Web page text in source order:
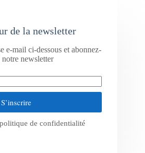
de la newsletter
e-mail ci-dessous et abonnez-
notre newsletter
S’inscrire
politique de confidentialité